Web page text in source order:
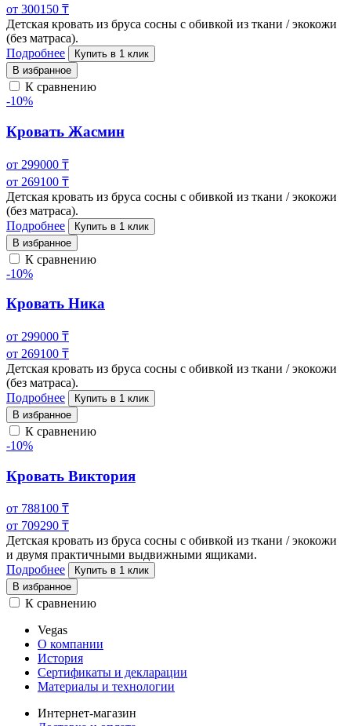
от 300150 ₸
Детская кровать из бруса сосны с обивкой из ткани / экокожи
(без матраса).
Подробнее
Купить в 1 клик
В избранное
К сравнению
-10%
Кровать Жасмин
от 299000 ₸
от 269100 ₸
Детская кровать из бруса сосны с обивкой из ткани / экокожи
(без матраса).
Подробнее
Купить в 1 клик
В избранное
К сравнению
-10%
Кровать Ника
от 299000 ₸
от 269100 ₸
Детская кровать из бруса сосны с обивкой из ткани / экокожи
(без матраса).
Подробнее
Купить в 1 клик
В избранное
К сравнению
-10%
Кровать Виктория
от 788100 ₸
от 709290 ₸
Детская кровать из бруса сосны с обивкой из ткани / экокожи
и двумя практичными выдвижными ящиками.
Подробнее
Купить в 1 клик
В избранное
К сравнению
Vegas
О компании
История
Сертификаты и декларации
Материалы и технологии
Интернет-магазин